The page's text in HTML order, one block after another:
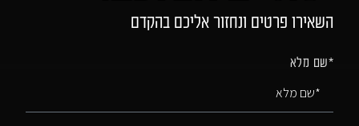
השאירו פרטים ונחזור אליכם בהקדם
*שם מלא